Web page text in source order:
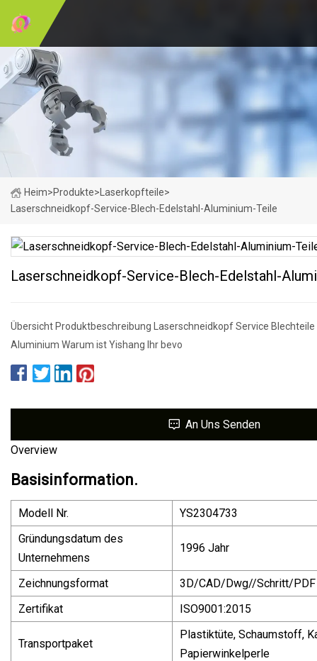
Heim>Produkte> Laserkopfteile>
Laserschneidkopf-Service-Blech-Edelstahl-Aluminium-Teile
Laserschneidkopf-Service-Blech-Edelstahl-
Übersicht Produktbeschreibung Laserschneidkopf Service Blechteile
Aluminium Warum ist Yishang Ihr bevo
An Uns Senden
Overview
Basisinformation.
Modell Nr.
YS2304733
Gründungsdatum des
Unternehmens
1996 Jahr
Zeichnungsformat
3D/CAD/Dwg//Schritt/PDF
Zertifikat
ISO9001:2015
Transportpaket
Plastiktüte, Schaumstoff,
Papierwinkelperle